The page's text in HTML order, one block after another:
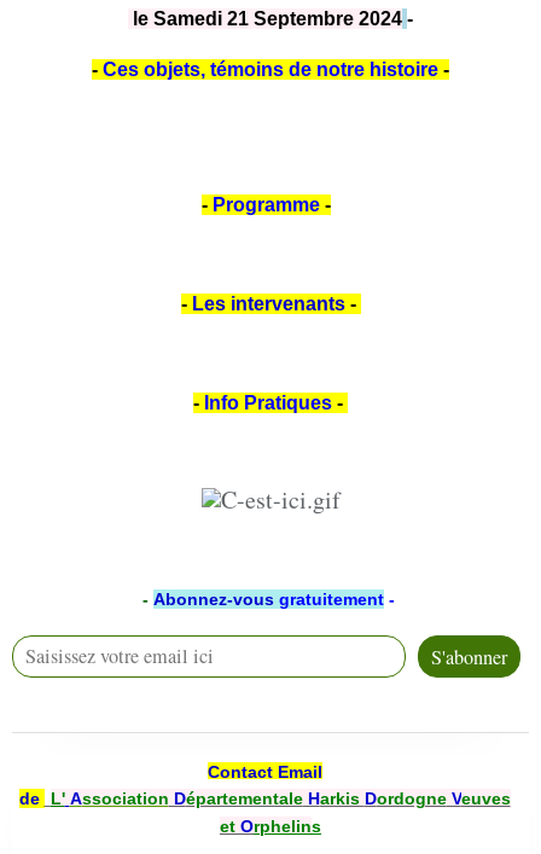
le Samedi 21 Septembre 2024 -
- Ces objets, témoins de notre histoire -
- Programme -
- Les intervenants-
- Info Pratiques -
- Abonnez-vous gratuitement -
Contact Email
de
L' Association DépartementaleHarkis DordogneVeuves
et Orphelins